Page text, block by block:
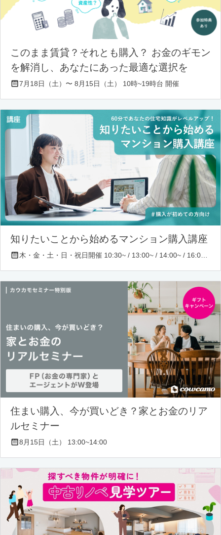
このまま賃貸？それとも購入？ お金のギモン
を解消し、あなたにあった最適な選択を
7月18日（土）〜 8月15日（土） 10時~19時台 開催
知りたいことから始めるマンション購入講座
住まい購入、今が買いどき？家とお金のリア
ルセミナー
8月15日（土） 13:00~14:00